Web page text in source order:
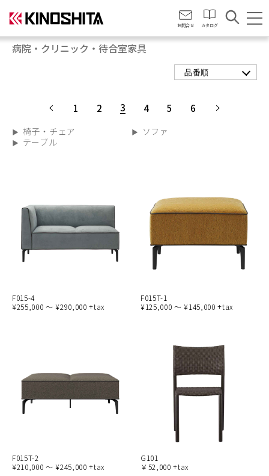
お問合せ カタログ
病院・クリニック・待合室家具
品番順
1 2 3 4 5 6
椅子・チェア
ソファ
テーブル
F015-4
¥255,000 ～ ¥290,000 +tax
F015T-1
¥125,000 ～ ¥145,000 +tax
F015T-2
¥210,000 ～ ¥245,000 +tax
G101
￥52,000 +tax